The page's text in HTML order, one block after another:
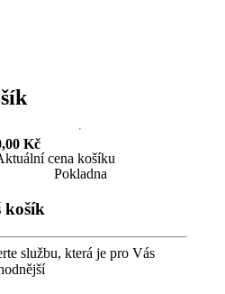
KčAktuální cena košíku
Kč
cena košíku
Pokladna
košík
službu, která je pro Vás